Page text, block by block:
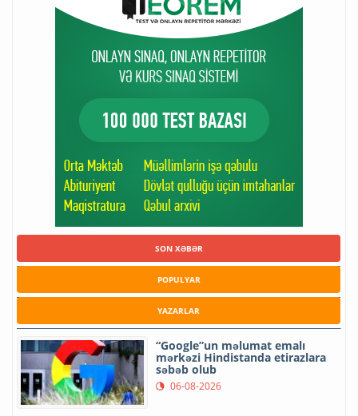
SON XƏBƏR
POPULYAR
YAZARLAR
“Google”un məlumat emalı
mərkəzi Hindistanda etirazlara
səbəb olub
06-08-2026